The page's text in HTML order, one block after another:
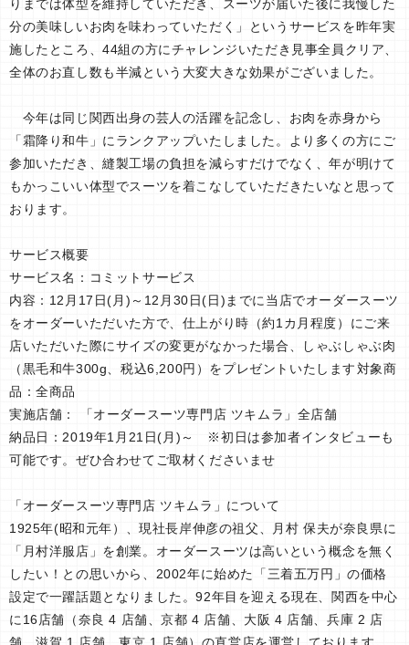
りまでは体型を維持していただき、スーツが届いた後に我慢した
分の美味しいお肉を味わっていただく」というサービスを昨年実
施したところ、44組の方にチャレンジいただき見事全員クリア、
全体のお直し数も半減という大変大きな効果がございました。
今年は同じ関西出身の芸人の活躍を記念し、お肉を赤身から
「霜降り和牛」にランクアップいたしました。より多くの方にご
参加いただき、縫製工場の負担を減らすだけでなく、年が明けて
もかっこいい体型でスーツを着こなしていただきたいなと思って
おります。
サービス概要
サービス名：コミットサービス
内容：12月17日(月)～12月30日(日)までに当店でオーダースーツ
をオーダーいただいた方で、仕上がり時（約1カ月程度）にご来
店いただいた際にサイズの変更がなかった場合、しゃぶしゃぶ肉
（黒毛和牛300g、税込6,200円）をプレゼントいたします 対象商
品：全商品
実施店舗： 「オーダースーツ専門店 ツキムラ」全店舗
納品日：2019年1月21日(月)～ ※初日は参加者インタビューも
可能です。ぜひ合わせてご取材くださいませ
「オーダースーツ専門店 ツキムラ」について
1925年(昭和元年）、現社長岸伸彦の祖父、月村 保夫が奈良県に
「月村洋服店」を創業。オーダースーツは高いという概念を無く
したい！との思いから、2002年に始めた「三着五万円」の価格
設定で一躍話題となりました。92年目を迎える現在、関西を中心
に16店舗（奈良 4 店舗、京都 4 店舗、大阪 4 店舗、兵庫 2 店